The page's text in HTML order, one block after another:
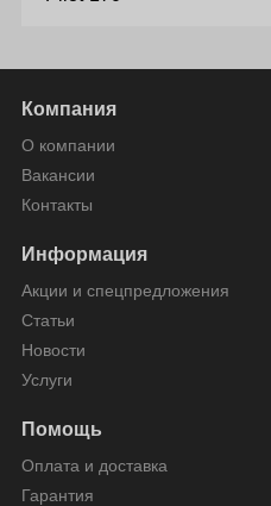
Компания
О компании
Вакансии
Контакты
Информация
Акции и спецпредложения
Статьи
Новости
Услуги
Помощь
Оплата и доставка
Гарантия